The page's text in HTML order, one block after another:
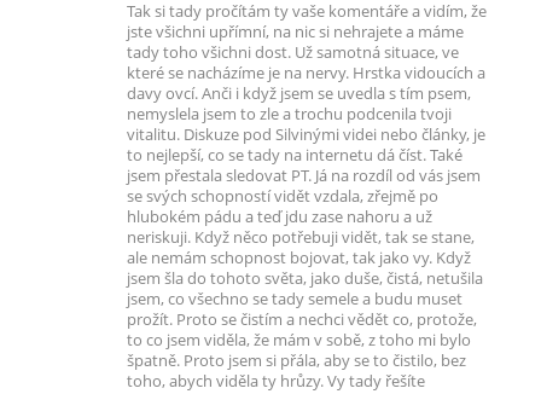
Tak si tady pročítám ty vaše komentáře a vidím, že
jste všichni upřímní, na nic si nehrajete a máme
tady toho všichni dost. Už samotná situace, ve
které se nacházíme je na nervy. Hrstka vidoucích a
davy ovcí. Anči i když jsem se uvedla s tím psem,
nemyslela jsem to zle a trochu podcenila tvoji
vitalitu. Diskuze pod Silvinými videi nebo články, je
to nejlepší, co se tady na internetu dá číst. Také
jsem přestala sledovat PT. Já na rozdíl od vás jsem
se svých schopností vidět vzdala, zřejmě po
hlubokém pádu a teď jdu zase nahoru a už
neriskuji. Když něco potřebuji vidět, tak se stane,
ale nemám schopnost bojovat, tak jako vy. Když
jsem šla do tohoto světa, jako duše, čistá, netušila
jsem, co všechno se tady semele a budu muset
prožít. Proto se čistím a nechci vědět co, protože,
to co jsem viděla, že mám v sobě, z toho mi bylo
špatně. Proto jsem si přála, aby se to čistilo, bez
toho, abych viděla ty hrůzy. Vy tady řešíte